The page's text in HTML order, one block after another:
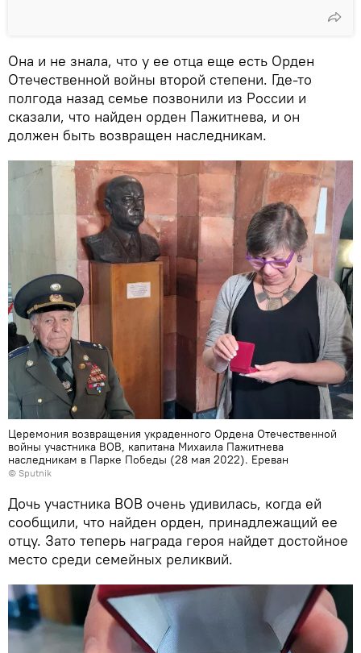
Она и не знала, что у ее отца еще есть Орден
Отечественной войны второй степени. Где-то
полгода назад семье позвонили из России и
сказали, что найден орден Пажитнева, и он
должен быть возвращен наследникам.
Церемония возвращения украденного Ордена Отечественной
войны участника ВОВ, капитана Михаила Пажитнева
наследникам в Парке Победы (28 мая 2022). Еревaн
© Sputnik
Дочь участника ВОВ очень удивилась, когда ей
сообщили, что найден орден, принадлежащий ее
отцу. Зато теперь награда героя найдет достойное
место среди семейных реликвий.